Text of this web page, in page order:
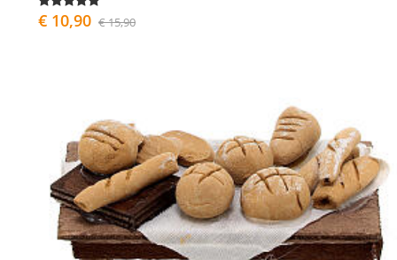
€ 10,90 € 15,90